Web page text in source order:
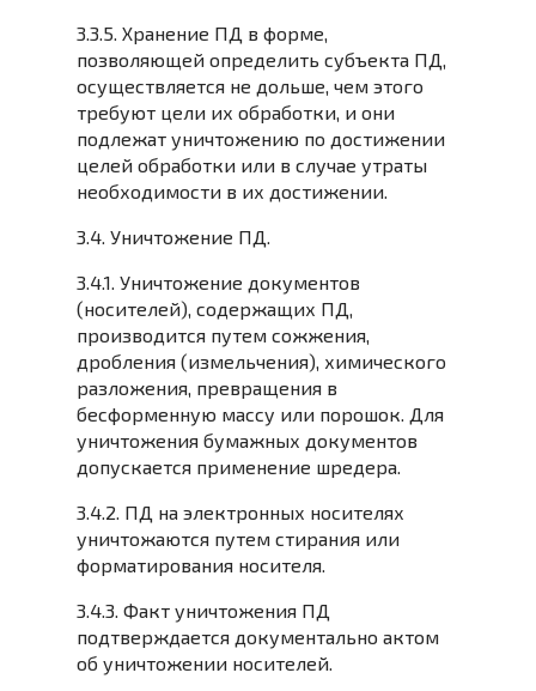
3.3.5. Хранение ПД в форме,
позволяющей определить субъекта ПД,
осуществляется не дольше, чем этого
требуют цели их обработки, и они
подлежат уничтожению по достижении
целей обработки или в случае утраты
необходимости в их достижении.
3.4. Уничтожение ПД.
3.4.1. Уничтожение документов
(носителей), содержащих ПД,
производится путем сожжения,
дробления (измельчения), химического
разложения, превращения в
бесформенную массу или порошок. Для
уничтожения бумажных документов
допускается применение шредера.
3.4.2. ПД на электронных носителях
уничтожаются путем стирания или
форматирования носителя.
3.4.3. Факт уничтожения ПД
подтверждается документально актом
об уничтожении носителей.